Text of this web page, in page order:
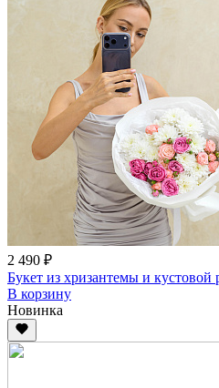
2 490 ₽
Букет из хризантемы и кустовой
В корзину
Новинка